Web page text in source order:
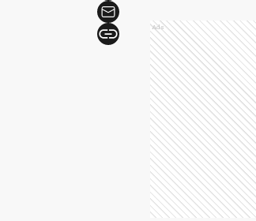
Ads